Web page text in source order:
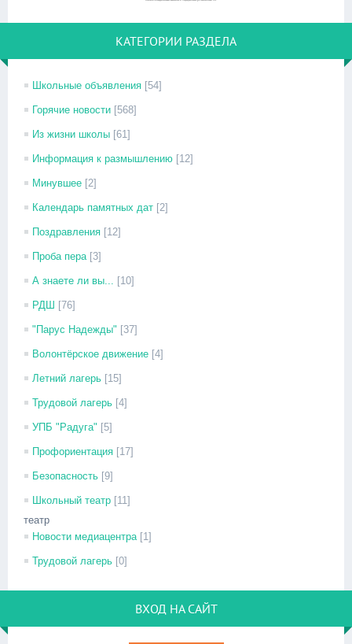
КАТЕГОРИИ РАЗДЕЛА
Школьные объявления [54]
Горячие новости [568]
Из жизни школы [61]
Информация к размышлению [12]
Минувшее [2]
Календарь памятных дат [2]
Поздравления [12]
Проба пера [3]
А знаете ли вы... [10]
РДШ [76]
"Парус Надежды" [37]
Волонтёрское движение [4]
Летний лагерь [15]
Трудовой лагерь [4]
УПБ "Радуга" [5]
Профориентация [17]
Безопасность [9]
Школьный театр [11]
театр
Новости медиацентра [1]
Трудовой лагерь [0]
ВХОД НА САЙТ